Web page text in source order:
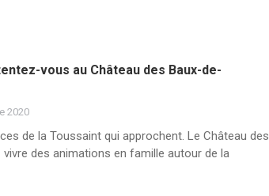
vous au Château des Baux-de-
2020
de la Toussaint qui approchent. Le Château des
des animations en famille autour de la